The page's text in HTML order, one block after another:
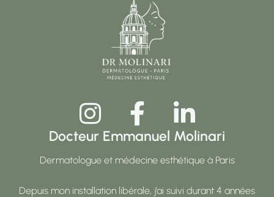
Docteur Emmanuel Molinari
Dermatologue et médecine esthétique à Paris
Depuis mon installation libérale, j’ai suivi durant 4 années